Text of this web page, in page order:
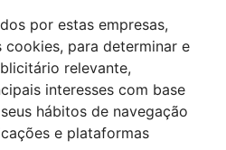
por estas empresas,
para determinar e
relevante,
interesses com base
hábitos de navegação
e plataformas